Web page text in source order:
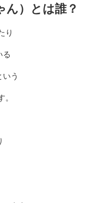
ん）とは誰？
り
る
いう